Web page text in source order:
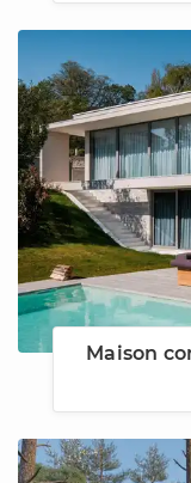
Maison